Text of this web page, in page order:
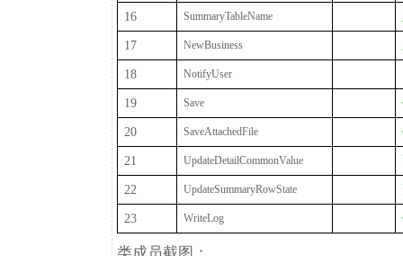
16 SummaryTableName
17 NewBusiness
18 NotifyUser
19 Save
20 SaveAttachedFile
21 UpdateDetailCommonValue
22 UpdateSummaryRowState
23 WriteLog
类成员截图：